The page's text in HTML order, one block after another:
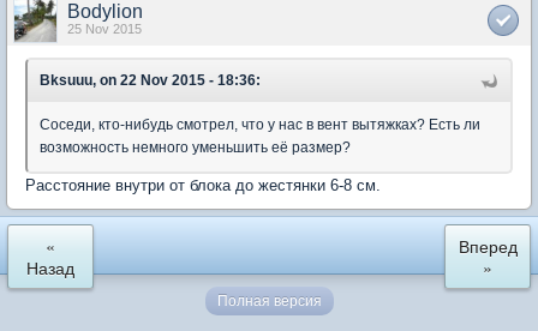
Bodylion
25 Nov 2015
Bksuuu, on 22 Nov 2015 - 18:36:
Соседи, кто-нибудь смотрел, что у нас в вент вытяжках? Есть ли
возможность немного уменьшить её размер?
Расстояние внутри от блока до жестянки 6-8 см.
«
Назад
Вперед
»
Полная версия